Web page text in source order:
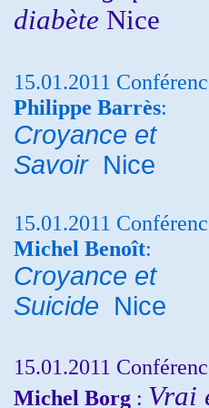
diabète Nice
15.01.2011
Philippe Barrès:
Croyance et
Savoir Nice
15.01.2011
Michel Benoît:
Croyance et
Suicide Nice
15.01.2011
Michel Borg : Vrai